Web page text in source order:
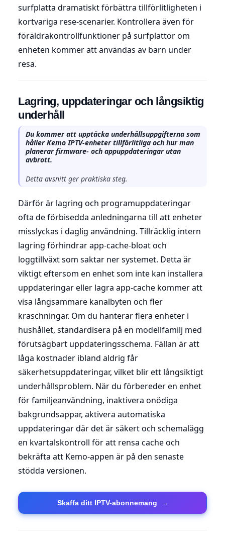
surfplatta dramatiskt förbättra tillförlitligheten i
kortvariga rese-scenarier. Kontrollera även för
föräldrakontrollfunktioner på surfplattor om
enheten kommer att användas av barn under
resa.
Lagring, uppdateringar och långsiktig
underhåll
Du kommer att upptäcka underhållsuppgifterna som
håller Kemo IPTV-enheter tillförlitliga och hur man
planerar firmware- och appuppdateringar utan
avbrott.
Detta avsnitt ger praktiska steg.
Därför är lagring och programuppdateringar
ofta de förbisedda anledningarna till att enheter
misslyckas i daglig användning. Tillräcklig intern
lagring förhindrar app-cache-bloat och
loggtillväxt som saktar ner systemet. Detta är
viktigt eftersom en enhet som inte kan installera
uppdateringar eller lagra app-cache kommer att
visa långsammare kanalbyten och fler
kraschningar. Om du hanterar flera enheter i
hushållet, standardisera på en modellfamilj med
förutsägbart uppdateringsschema. Fällan är att
låga kostnader ibland aldrig får
säkerhetsuppdateringar, vilket blir ett långsiktigt
underhållsproblem. När du förbereder en enhet
för familjeanvändning, inaktivera onödiga
bakgrundsappar, aktivera automatiska
uppdateringar där det är säkert och schemalägg
en kvartalskontroll för att rensa cache och
bekräfta att Kemo-appen är på den senaste
stödda versionen.
Skaffa ditt IPTV-abonnemang →